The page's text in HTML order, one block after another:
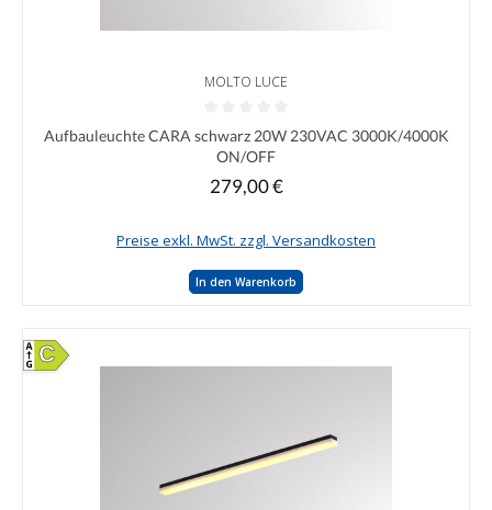
MOLTO LUCE
Durchschnittliche Bewertung von 0 von 5 Sternen
Aufbauleuchte CARA schwarz 20W 230VAC 3000K/4000K
ON/OFF
Regulärer Preis:
279,00 €
Preise exkl. MwSt. zzgl. Versandkosten
In den Warenkorb
C